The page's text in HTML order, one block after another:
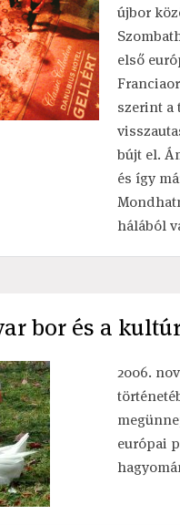
újbor
első
szerint a
bújt el.
és így
hálából
bor és a
2006.
európai